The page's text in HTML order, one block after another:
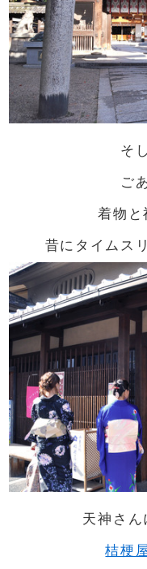
そ
ご
着物と
昔にタイムス
天神さ
桔梗